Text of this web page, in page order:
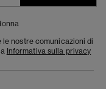
nostre comunicazioni di
Informativa sulla privacy